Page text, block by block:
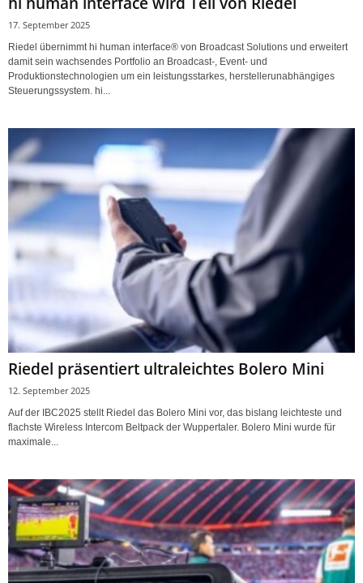
17. September 2025
Riedel übernimmt hi human interface® von Broadcast Solutions und erweitert
damit sein wachsendes Portfolio an Broadcast-, Event- und
Produktionstechnologien um ein leistungsstarkes, herstellerunabhängiges
Steuerungssystem. hi...
Riedel präsentiert ultraleichtes Bolero Mini
12. September 2025
Auf der IBC2025 stellt Riedel das Bolero Mini vor, das bislang leichteste und
flachste Wireless Intercom Beltpack der Wuppertaler. Bolero Mini wurde für
maximale...